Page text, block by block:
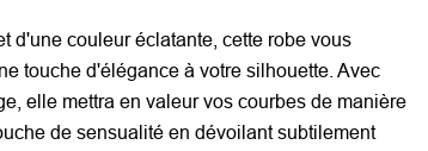
d'une couleur éclatante, cette robe vous
touche d'élégance à votre silhouette. Avec
elle mettra en valeur vos courbes de manière
de sensualité en dévoilant subtilement